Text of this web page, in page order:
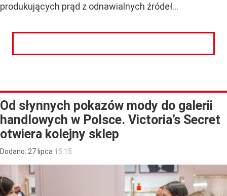
produkujących prąd z odnawialnych źródeł...
Od słynnych pokazów mody do galerii
handlowych w Polsce. Victoria’s Secret
otwiera kolejny sklep
Dodano: 27 lipca 15:15